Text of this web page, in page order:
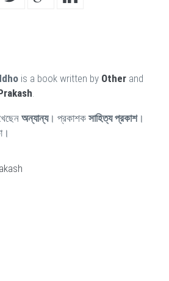
is a book written by Other and
অন্যান্য। প্রকাশক সাহিত্য প্রকাশ।